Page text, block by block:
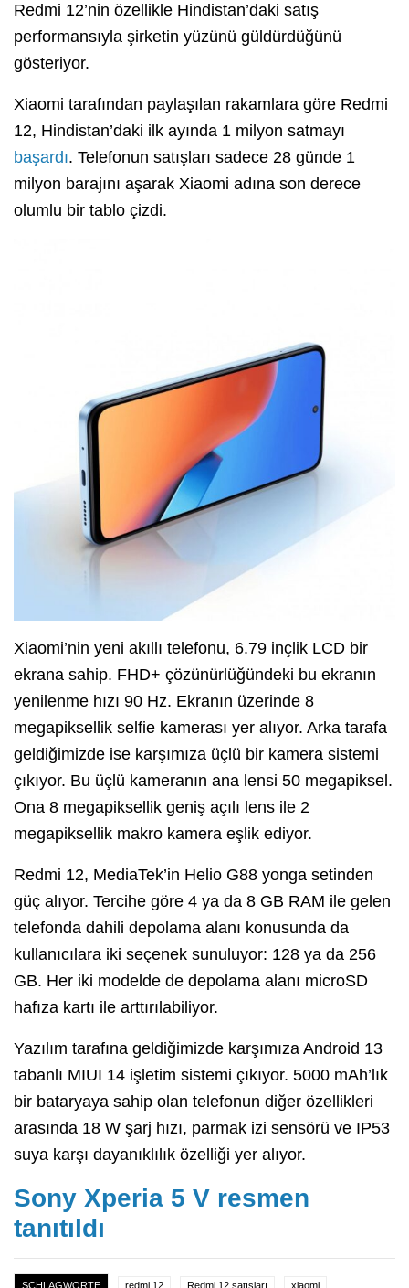
Redmi 12’nin özellikle Hindistan’daki satış
performansıyla şirketin yüzünü güldürdüğünü
gösteriyor.
Xiaomi tarafından paylaşılan rakamlara göre Redmi
12, Hindistan’daki ilk ayında 1 milyon satmayı
başardı. Telefonun satışları sadece 28 günde 1
milyon barajını aşarak Xiaomi adına son derece
olumlu bir tablo çizdi.
Xiaomi’nin yeni akıllı telefonu, 6.79 inçlik LCD bir
ekrana sahip. FHD+ çözünürlüğündeki bu ekranın
yenilenme hızı 90 Hz. Ekranın üzerinde 8
megapiksellik selfie kamerası yer alıyor. Arka tarafa
geldiğimizde ise karşımıza üçlü bir kamera sistemi
çıkıyor. Bu üçlü kameranın ana lensi 50 megapiksel.
Ona 8 megapiksellik geniş açılı lens ile 2
megapiksellik makro kamera eşlik ediyor.
Redmi 12, MediaTek’in Helio G88 yonga setinden
güç alıyor. Tercihe göre 4 ya da 8 GB RAM ile gelen
telefonda dahili depolama alanı konusunda da
kullanıcılara iki seçenek sunuluyor: 128 ya da 256
GB. Her iki modelde de depolama alanı microSD
hafıza kartı ile arttırılabiliyor.
Yazılım tarafına geldiğimizde karşımıza Android 13
tabanlı MIUI 14 işletim sistemi çıkıyor. 5000 mAh’lık
bir bataryaya sahip olan telefonun diğer özellikleri
arasında 18 W şarj hızı, parmak izi sensörü ve IP53
suya karşı dayanıklılık özelliği yer alıyor.
Sony Xperia 5 V resmen
tanıtıldı
SCHLAGWORTE redmi 12 Redmi 12 satışları xiaomi